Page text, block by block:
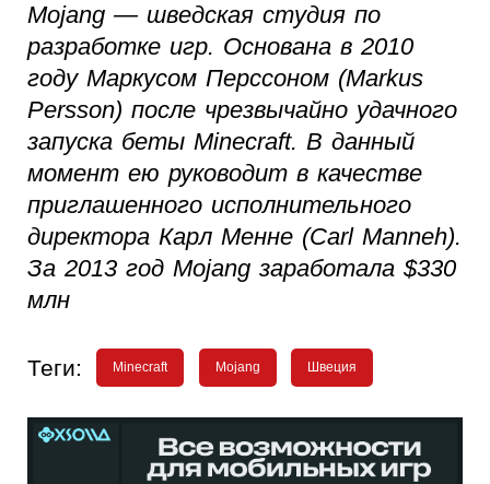
Mojang — шведская студия по
разработке игр. Основана в 2010
году Маркусом Перссоном (Markus
Persson) после чрезвычайно удачного
запуска беты Minecraft. В данный
момент ею руководит в качестве
приглашенного исполнительного
директора Карл Менне (Carl Manneh).
За 2013 год Mojang заработала $330
млн
Теги: Minecraft Mojang Швеция